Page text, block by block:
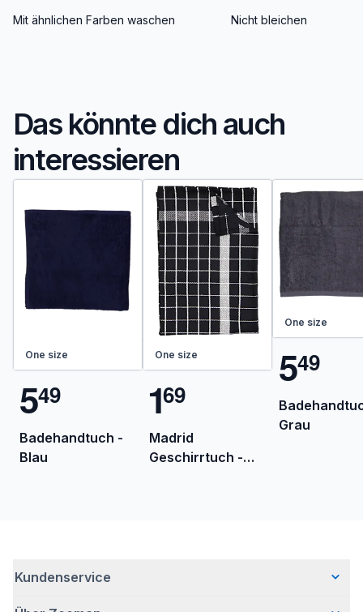
Mit ähnlichen Farben waschen Nicht bleichen
Das könnte dich auch
interessieren
One size
549
Badehandtuch -
Blau
One size
169
Madrid
Geschirrtuch -
One size
549
Grau
Kundenservice